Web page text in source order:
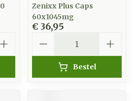
Zenixx Plus Caps
60x1045mg
€ 36,95
Bestel